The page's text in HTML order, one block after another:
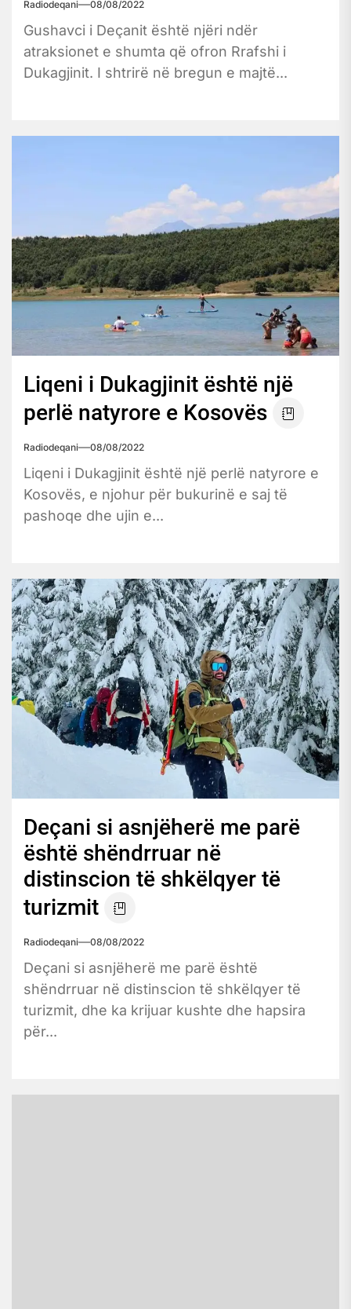
Radiodeqani 08/08/2022
Gushavci i Deçanit është njëri ndër
atraksionet e shumta që ofron Rrafshi i
Dukagjinit. I shtrirë në bregun e majtë...
Liqeni i Dukagjinit është një
perlë natyrore e Kosovës
Radiodeqani 08/08/2022
Liqeni i Dukagjinit është një perlë natyrore e
Kosovës, e njohur për bukurinë e saj të
pashoqe dhe ujin e...
Deçani si asnjëherë me parë
është shëndrruar në
distinscion të shkëlqyer të
turizmit
Radiodeqani 08/08/2022
Deçani si asnjëherë me parë është
shëndrruar në distinscion të shkëlqyer të
turizmit, dhe ka krijuar kushte dhe hapsira
për...